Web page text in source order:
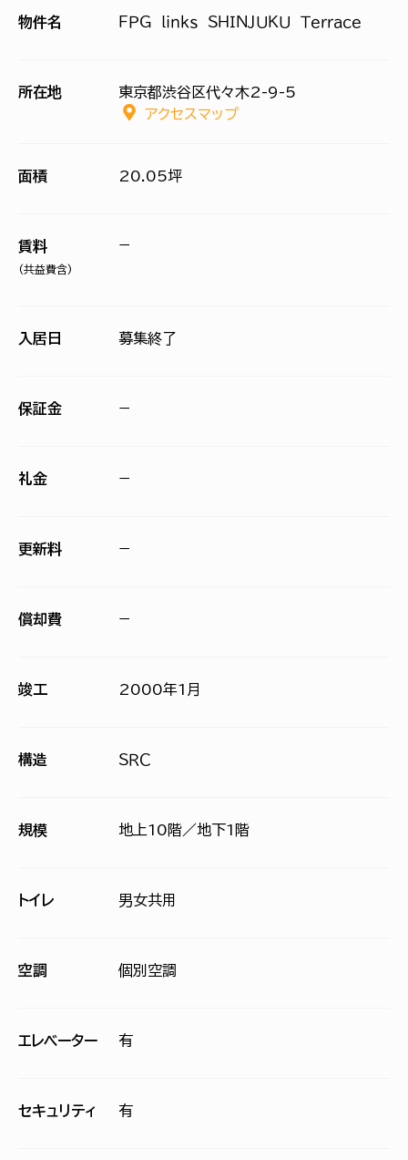
物件名 ＦＰＧ ｌｉｎｋｓ ＳＨＩＮＪＵＫＵ Ｔｅｒｒａｃｅ
所在地
東京都渋谷区代々木2-9-5
アクセスマップ
面積 20.05坪
賃料
(共益費含)
−
入居日 募集終了
保証金 −
礼金 −
更新料 −
償却費 −
竣工 2000年1月
構造 ＳＲＣ
規模 地上10階／地下1階
トイレ 男女共用
空調 個別空調
エレベーター 有
セキュリティ 有